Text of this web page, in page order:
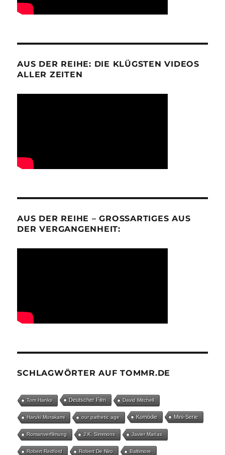
AUS DER REIHE: DIE KLÜGSTEN VIDEOS
ALLER ZEITEN
AUS DER REIHE – GROSSARTIGES AUS D
ER VERGANGENHEIT:
SCHLAGWÖRTER AUF TOMMR.DE
Tom Hanks Deutscher Film David Mitchell
Haruki Murakami our pathetic age Komödie Mini-Serie
Romanverfilmung J.K. Simmons Javier Marías
Robert Redford Robert De Niro Baltimore